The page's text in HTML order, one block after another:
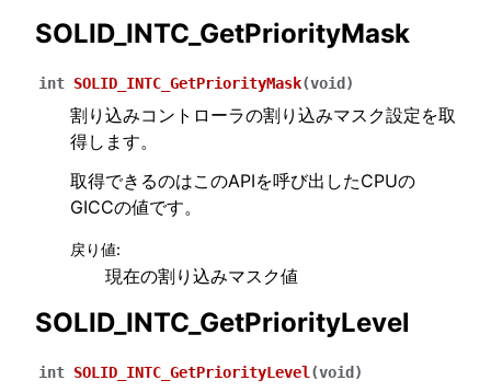
SOLID_INTC_GetPriorityMask
int SOLID_INTC_GetPriorityMask(void )
割り込みコントローラの割り込みマスク設定を取
得します。
取得できるのはこのAPIを呼び出したCPUの
GICCの値です。
戻り値:
現在の割り込みマスク値
SOLID_INTC_GetPriorityLevel
int SOLID_INTC_GetPriorityLevel (void )